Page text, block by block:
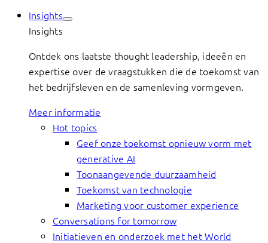
Insights
Insights
Ontdek ons laatste thought leadership, ideeën en
expertise over de vraagstukken die de toekomst van
het bedrijfsleven en de samenleving vormgeven.
Meer informatie
Hot topics
Geef onze toekomst opnieuw vorm met
generative AI
Toonaangevende duurzaamheid
Toekomst van technologie
Marketing voor customer experience
Conversations for tomorrow
Initiatieven en onderzoek met het World